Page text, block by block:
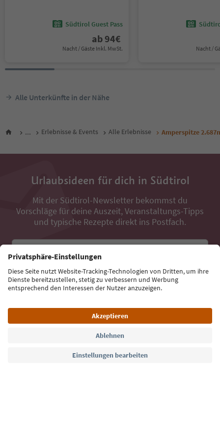
Südtirol Guest Pass
ab 94€
Nacht / Gäste Inkl. MwSt. Nacht /
Alle Unterkünfte in der Nähe
... Erlebnisse & Events Alle Erlebnisse Amperspitze
Urlaubsideen für dich in Südtirol
Mit der Südtirol-Newsletter bekommst du
Vorschläge für deine Auszeit, Veranstaltungs-Tipps
und typische Rezepte direkt ins Postfach.
Jetzt anmelden